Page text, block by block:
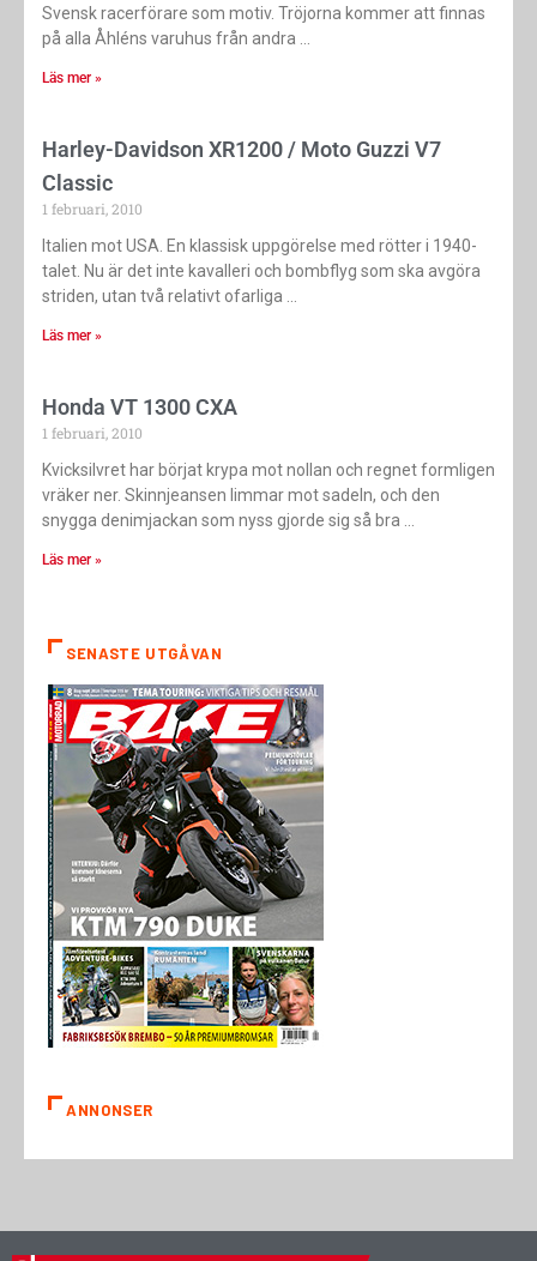
Svensk racerförare som motiv. Tröjorna kommer att finnas
på alla Åhléns varuhus från andra
Läs mer »
Harley-Davidson XR1200 / Moto Guzzi V7
Classic
1 februari, 2010
Italien mot USA. En klassisk uppgörelse med rötter i 1940-
talet. Nu är det inte kavalleri och bombflyg som ska avgöra
striden, utan två relativt ofarliga
Läs mer »
Honda VT 1300 CXA
1 februari, 2010
Kvicksilvret har börjat krypa mot nollan och regnet formligen
vräker ner. Skinnjeansen limmar mot sadeln, och den
snygga denimjackan som nyss gjorde sig så bra
Läs mer »
SENASTE UTGÅVAN
ANNONSER